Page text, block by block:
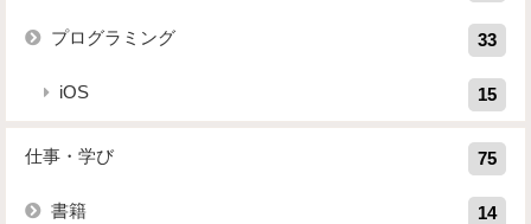
プログラミング 33
iOS 15
仕事・学び 75
書籍 14